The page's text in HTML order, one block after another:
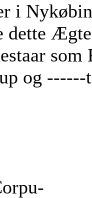
i
dette
som
og ------